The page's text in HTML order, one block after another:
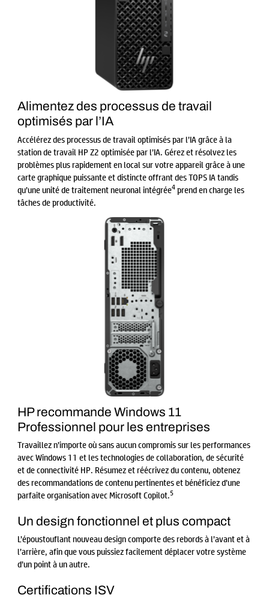
Alimentez des processus de travail
optimisés par l’IA
Accélérez des processus de travail optimisés par l’IA grâce à la
station de travail HP Z2 optimisée par l’IA. Gérez et résolvez les
problèmes plus rapidement en local sur votre appareil grâce à une
carte graphique puissante et distincte offrant des TOPS IA tandis
qu’une unité de traitement neuronal intégrée4prend en charge les
tâches de productivité.
HP recommande Windows 11
Professionnel pour les entreprises
Travaillez n’importe où sans aucun compromis sur les performances
avec Windows 11 et les technologies de collaboration, de sécurité
et de connectivité HP. Résumez et réécrivez du contenu, obtenez
des recommandations de contenu pertinentes et bénéficiez d’une
parfaite organisation avec Microsoft Copilot.5
Un design fonctionnel et plus compact
L’époustouflant nouveau design comporte des rebords à l’avant et à
l’arrière, afin que vous puissiez facilement déplacer votre système
d’un point à un autre.
Certifications ISV